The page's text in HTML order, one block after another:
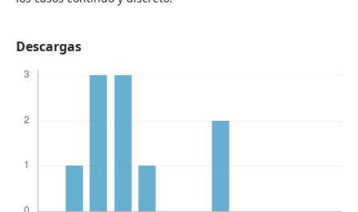
Descargas